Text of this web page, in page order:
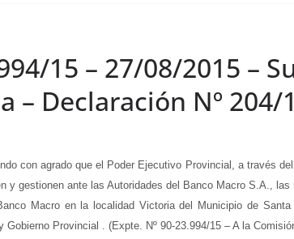
15 – 27/08/2015 –
– Declaración Nº 204/
con agrado que el Poder Ejecutivo Provincial, a través
y gestionen ante las Autoridades del Banco Macro S.A.,
Macro en la localidad Victoria del Municipio de
Provincial . (Expte. Nº 90-23.994/15 – A la